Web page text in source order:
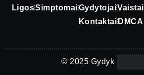
LigosSimptomaiGydytojaiVaistai
Kontaktai DMCA
© 2025 Gydyk